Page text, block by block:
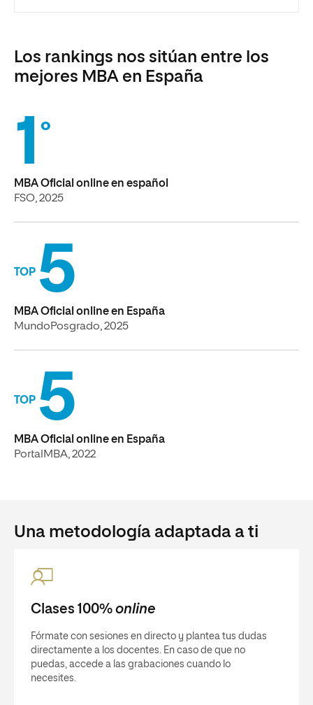
Los rankings nos sitúan entre los
mejores MBA en España
1 °
MBA Oficial online en español
FSO, 2025
TOP 5
MBA Oficial online en España
MundoPosgrado, 2025
TOP 5
MBA Oficial online en España
PortalMBA, 2022
Una metodología adaptada a ti
Clases 100% online
Fórmate con sesiones en directo y plantea tus dudas
directamente a los docentes. En caso de que no
puedas, accede a las grabaciones cuando lo
necesites.